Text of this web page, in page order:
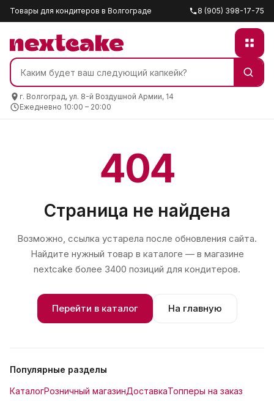
Товары для кондитеров в Волгограде 8 (905) 398-17-75
г. Волгоград, ул. 8-й Воздушной Армии, 14
Ежедневно 10:00 – 20:00
404
Страница не найдена
Возможно, ссылка устарела после обновления сайта.
Найдите нужный товар в каталоге — в магазине
nextcake более 3400 позиций для кондитеров.
Перейти в каталог На главную
Популярные разделы
КаталогРозничный магазинДоставкаТопперы на заказ